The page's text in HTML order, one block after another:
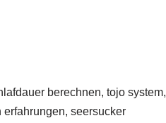
berechnen, tojo system,
seersucker